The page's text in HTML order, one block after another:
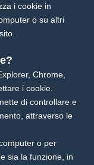
i cookie in
o su altri
Chrome,
i cookie.
di controllare e
attraverso le
o per
sia la funzione, in